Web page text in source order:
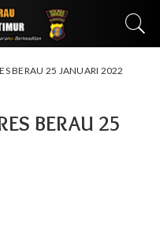
BERAU 25 JANUARI 2022
BERAU 25